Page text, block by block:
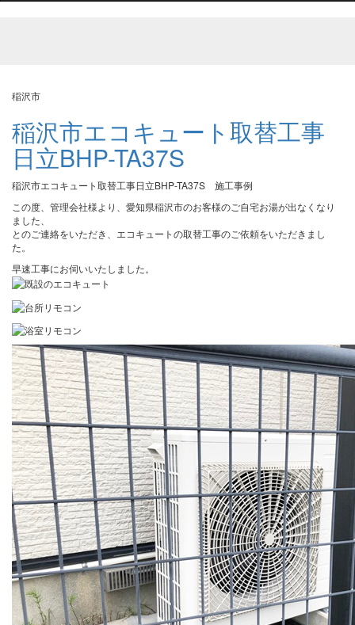
稲沢市
稲沢市エコキュート取替工事
日立BHP-TA37S
稲沢市エコキュート取替工事日立BHP-TA37S 施工事例
この度、管理会社様より、愛知県稲沢市のお客様のご自宅お湯が出なくなり
ました、
とのご連絡をいただき、エコキュートの取替工事のご依頼をいただきまし
た。
早速工事にお伺いいたしました。